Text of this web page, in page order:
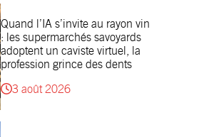
Quand l’IA s’invite au rayon vin
: les supermarchés savoyards
adoptent un caviste virtuel, la
profession grince des dents
3 août 2026